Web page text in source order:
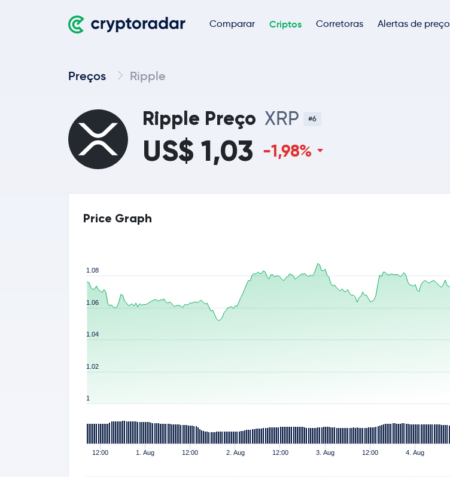
Comparar Criptos Corretoras Alertas de preço
Preços Ripple
Ripple Preço XRP #6
US$ 1,03 -1,98%
Price Graph
12:00 1. Aug 12:00 2. Aug 12:00 3. Aug 12:00 4. Aug
1
1.02
1.04
1.06
1.08